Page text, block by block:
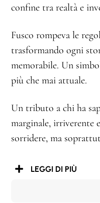
confine tra realtà e
Fusco rompeva le
trasformando ogni
memorabile. Un
più che mai attuale.
Un tributo a chi ha
marginale, irriverente
sorridere, ma
LEGGI DI PIÙ